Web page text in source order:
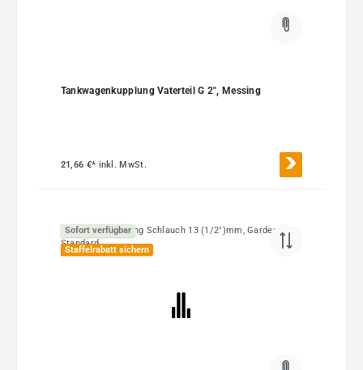
Tankwagenkupplung Vaterteil G 2", Messing
21,66 €* inkl. MwSt.
Sofort verfügbar
Staffelrabatt sichern